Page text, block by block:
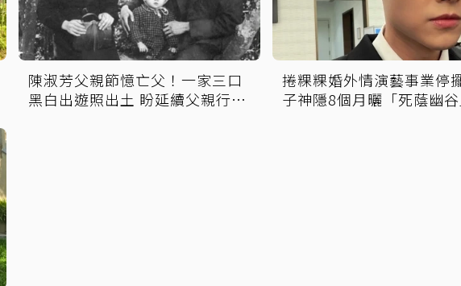
陳淑芳父親節憶亡父！一家三口
黑白出遊照出土 盼延續父親行善
捲粿粿婚外情演藝事業停
子神隱8個月曬「死蔭幽